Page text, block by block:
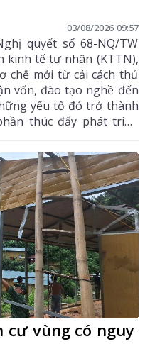
03/08/2026 09:57
quyết số 68-NQ/TW
kinh tế tư nhân (KTTN),
chế mới từ cải cách thủ
vốn, đào tạo nghề đến
yếu tố đó trở thành
thúc đẩy phát triển
biên cương, từng bước
cư vùng có nguy